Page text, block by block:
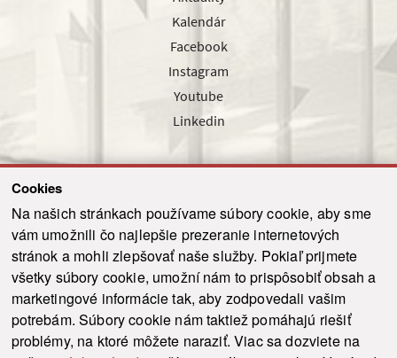
Cookies
Na našich stránkach používame súbory cookie, aby sme
vám umožnili čo najlepšie prezeranie internetových
stránok a mohli zlepšovať naše služby. Pokiaľ prijmete
všetky súbory cookie, umožní nám to prispôsobiť obsah a
marketingové informácie tak, aby zodpovedali vašim
potrebám. Súbory cookie nám taktiež pomáhajú riešiť
problémy, na ktoré môžete naraziť. Viac sa dozviete na
Kalendár
Facebook
Instagram
Youtube
Linkedin
Odoslať